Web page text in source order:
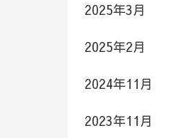
2025年3月
2025年2月
2024年11月
2023年11月